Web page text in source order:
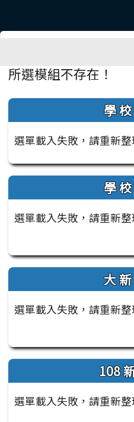
主內容區域
所選模組不存在！
左邊區域內容 學
選單載入失敗，請重新整
學
選單載入失敗，請重新整
大
選單載入失敗，請重新整
108
選單載入失敗，請重新整
頁尾區域